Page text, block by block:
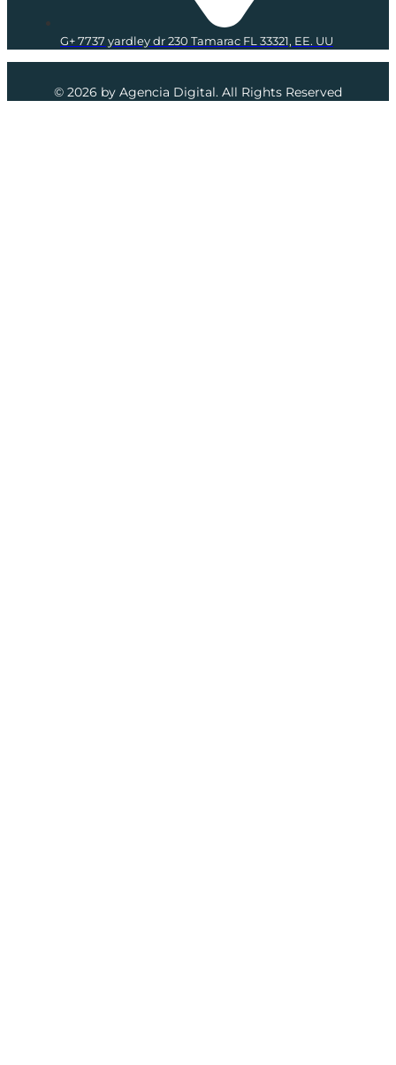
G+ 7737 yardley dr 230 Tamarac FL 33321, EE. UU
© 2026 by Agencia Digital. All Rights Reserved